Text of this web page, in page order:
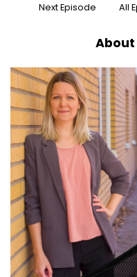
Next Episode All